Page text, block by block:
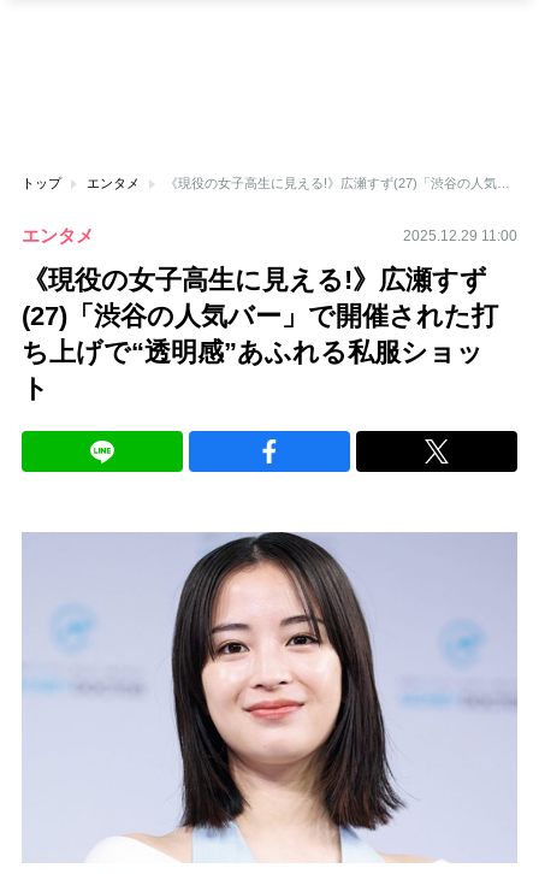
トップ エンタメ 《現役の女子高生に見える!》広瀬すず(27)「渋谷の人気バー」で開催された打ち上げで“透明感”あふれる私服ショット
エンタメ 2025.12.29 11:00
《現役の女子高生に見える!》広瀬すず
(27)「渋谷の人気バー」で開催された打
ち上げで“透明感”あふれる私服ショッ
ト